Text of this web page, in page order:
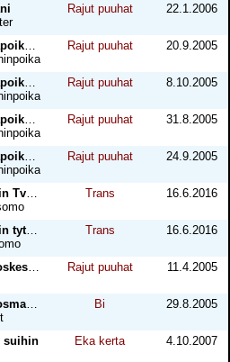
Rajut puuhat 22.1.2006
Rajut puuhat 20.9.2005
Rajut puuhat 8.10.2005
Rajut puuhat 31.8.2005
Rajut puuhat 24.9.2005
Trans 16.6.2016
Ossin tyttö kimpassa
Trans 16.6.2016
Rajut puuhat 11.4.2005
Bi 29.8.2005
suihin
Eka kerta 4.10.2007